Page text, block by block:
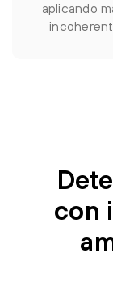
aplicando
con